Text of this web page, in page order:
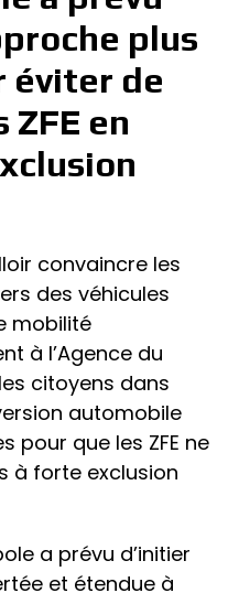
plus
éviter de
en
convaincre les
des véhicules
mobilité
à l’Agence du
citoyens dans
automobile
pour que les ZFE ne
à forte exclusion
a prévu d’initier
et étendue à